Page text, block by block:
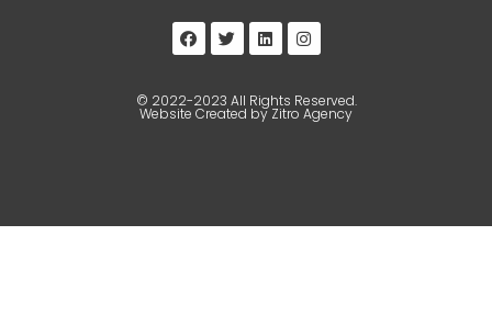
© 2022-2023 All Rights Reserved.
Website Created by Zitro Agency